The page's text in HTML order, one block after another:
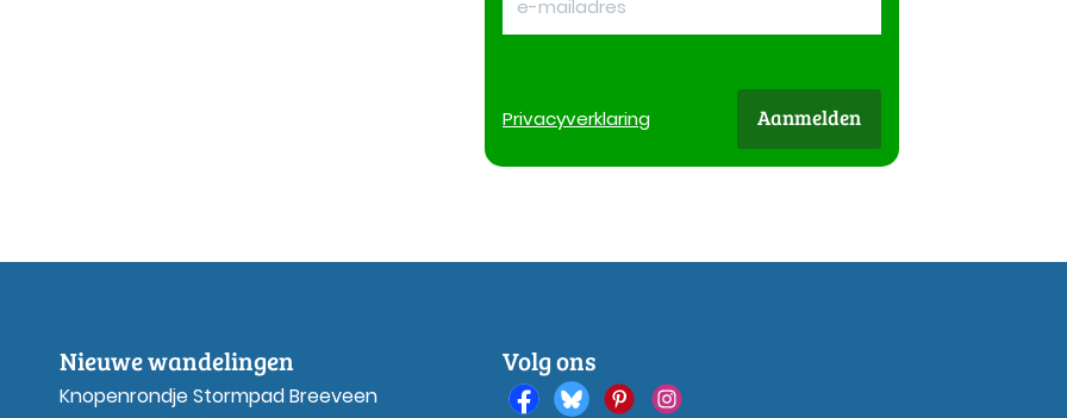
Privacyverklaring Aanmelden
Nieuwe wandelingen
Knopenrondje Stormpad Breeveen
Volg ons